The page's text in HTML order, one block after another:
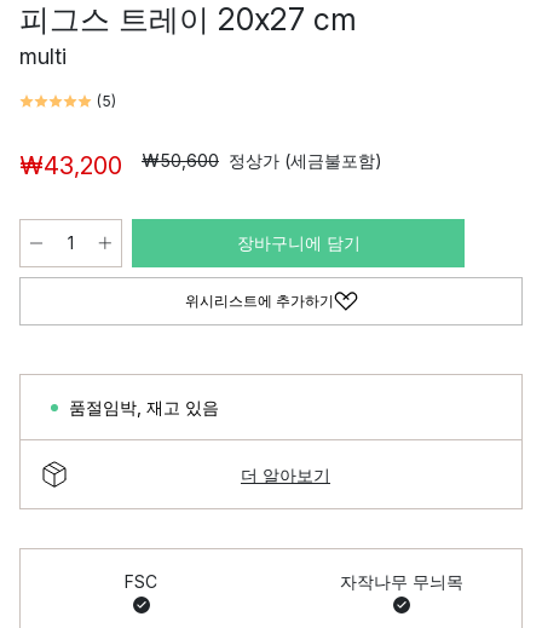
피그스 트레이 20x27 cm
multi
(5)
₩43,200 ₩50,600 정상가 (세금불포함)
장바구니에 담기
위시리스트에 추가하기
품절임박 재고 있음
더 알아보기
FSC 자작나무 무늬목